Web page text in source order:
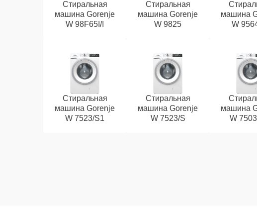
Стиральная
машина Gorenje
W 98F65I/I
Стиральная
машина Gorenje
W 9825
машина
W
Стиральная
машина Gorenje
W 7523/S1
Стиральная
машина Gorenje
W 7523/S
машина
W